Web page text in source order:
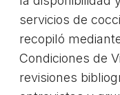
servicios de
recopiló
Condiciones de
revisiones